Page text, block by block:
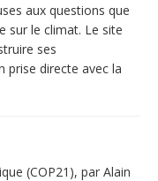
aux questions que
sur le climat. Le site
ses
prise directe avec la
(COP21), par Alain